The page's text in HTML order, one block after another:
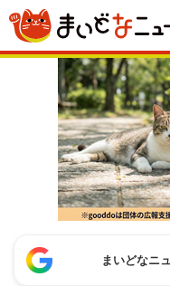
まいどなニ